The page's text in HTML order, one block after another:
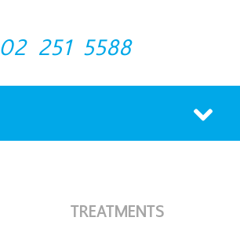
02 251 5588
TREATMENTS